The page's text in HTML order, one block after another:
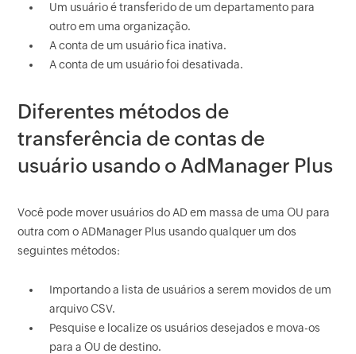
Um usuário é transferido de um departamento para
outro em uma organização.
A conta de um usuário fica inativa.
A conta de um usuário foi desativada.
Diferentes métodos de
transferência de contas de
usuário usando o AdManager Plus
Você pode mover usuários do AD em massa de uma OU para
outra com o ADManager Plus usando qualquer um dos
seguintes métodos:
Importando a lista de usuários a serem movidos de um
arquivo CSV.
Pesquise e localize os usuários desejados e mova-os
para a OU de destino.